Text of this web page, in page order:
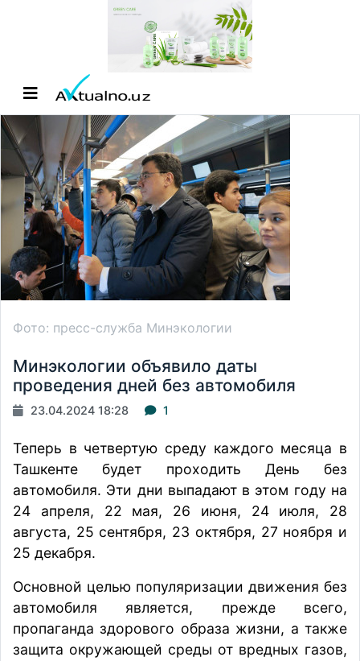
Фото: пресс-служба Минэкологии
Минэкологии объявило даты
проведения дней без автомобиля
23.04.2024 18:28 1
Теперь в четвертую среду каждого месяца в
Ташкенте будет проходить День без
автомобиля. Эти дни выпадают в этом году на
24 апреля, 22 мая, 26 июня, 24 июля, 28
августа, 25 сентября, 23 октября, 27 ноября и
25 декабря.
Основной целью популяризации движения без
автомобиля является, прежде всего,
пропаганда здорового образа жизни, а также
защита окружающей среды от вредных газов,